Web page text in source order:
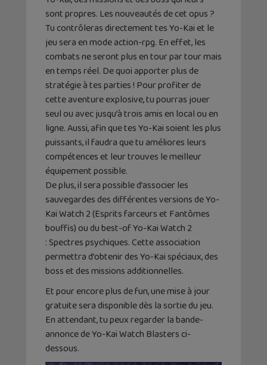
sont propres. Les nouveautés de cet opus ?
Tu contrôleras directement tes Yo-Kai et le
jeu sera en mode action-rpg. En effet, les
combats ne seront plus en tour par tour mais
en temps réel. De quoi apporter plus de
stratégie à tes parties ! Pour profiter de
cette aventure explosive, tu pourras jouer
seul ou avec jusqu’à trois amis en local ou en
ligne. Aussi, afin que tes Yo-Kai soient les plus
puissants, il faudra que tu améliores leurs
compétences et leur trouves le meilleur
équipement possible.
De plus, il sera possible d’associer les
sauvegardes des différentes versions de Yo-
Kai Watch 2 (Esprits farceurs et Fantômes
bouffis) ou du best-of Yo-Kai Watch 2
: Spectres psychiques. Cette association
permettra d’obtenir des Yo-Kai spéciaux, des
boss et des missions additionnelles.
Et pour encore plus de fun, une mise à jour
gratuite sera disponible dès la sortie du jeu.
En attendant, tu peux regarder la bande-
annonce de Yo-Kai Watch Blasters ci-
dessous.